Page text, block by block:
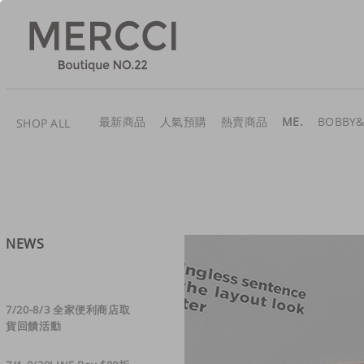
SHOP ALL 最新商品 人氣預購 熱賣商品 ME.
NEWS
7/20-8/3 全家便利商店取
貨回饋活動